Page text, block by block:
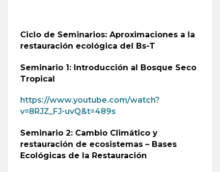
Ciclo de Seminarios: Aproximaciones a la
restauración ecológica del Bs-T
Seminario 1: Introducción al Bosque Seco
Tropical
https://www.youtube.com/watch?
v=8RJZ_FJ-uvQ&t=489s
Seminario 2: Cambio Climático y
restauración de ecosistemas – Bases
Ecológicas de la Restauración